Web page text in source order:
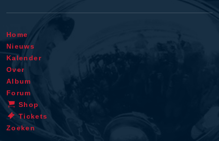
Home
Nieuws
Kalender
Over
Album
Forum
Shop
Tickets
Zoeken